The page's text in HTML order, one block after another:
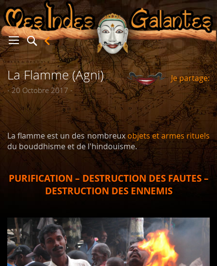
La Flamme (Agni)
- 20 Octobre 2017 -
Je partage:
La flamme est un des nombreuxobjets et armes rituels
du bouddhisme et de l'hindouisme.
PURIFICATION – DESTRUCTION DES FAUTES –
DESTRUCTION DES ENNEMIS